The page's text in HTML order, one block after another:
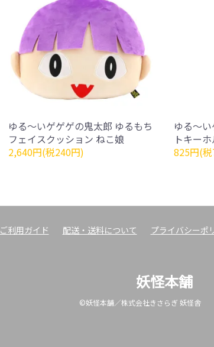
ゆる～いゲゲゲの鬼太郎 ゆるもち
フェイスクッション ねこ娘
2,640円(税240円)
ゆる～
トキー
825円(
ご利用ガイド 配送・送料について プライバシーポ
妖怪本舗
©妖怪本舗／株式会社きさらぎ 妖怪舎